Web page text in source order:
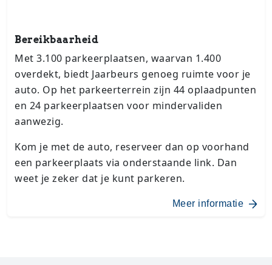
Bereikbaarheid
Met 3.100 parkeerplaatsen, waarvan 1.400
overdekt, biedt Jaarbeurs genoeg ruimte voor je
auto. Op het parkeerterrein zijn 44 oplaadpunten
en 24 parkeerplaatsen voor mindervaliden
aanwezig.
Kom je met de auto, reserveer dan op voorhand
een parkeerplaats via onderstaande link. Dan
weet je zeker dat je kunt parkeren.
Meer informatie